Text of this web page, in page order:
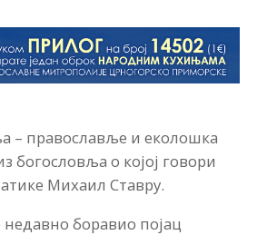
– православље и еколошка
богословља о којој говори
Михаил Ставру.
недавно боравио појац